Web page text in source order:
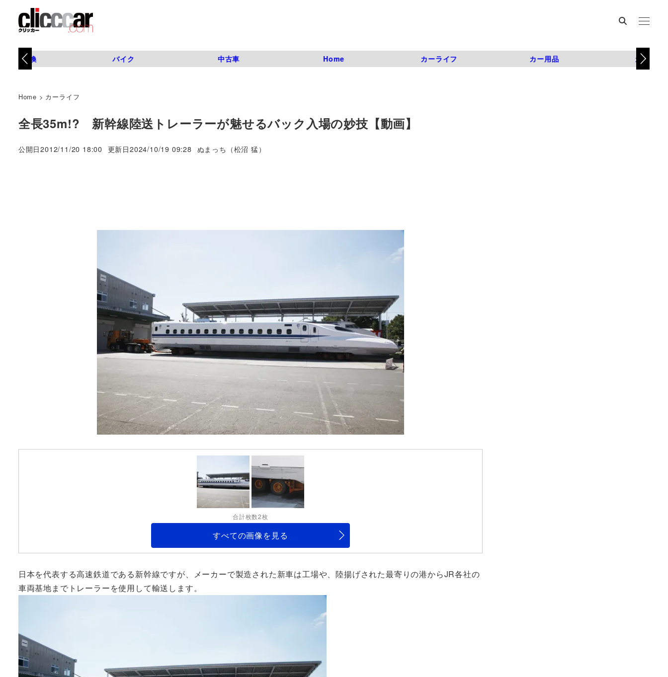
タイヤ交換 バイク 中古車 Home カーライフ カー用品 カスタム
Home > カーライフ
全長35m!? 新幹線陸送トレーラーが魅せるバック入場の妙技【動画】
公開日2012/11/20 18:00 更新日2024/10/19 09:28
著
ぬまっち（松沼 猛）
合計枚数2枚
すべての画像を見る
日本を代表する高速鉄道である新幹線ですが、メーカーで製造された新車は工場や、陸揚げされた最寄りの港からJR各社の
車両基地までトレーラーを使用して輸送します。